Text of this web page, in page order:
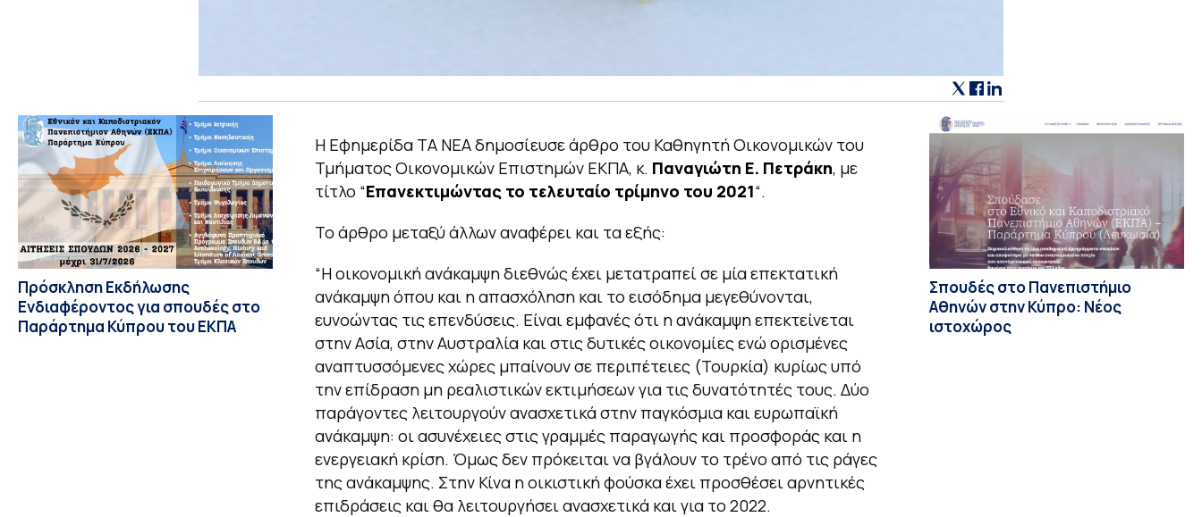
Πρόσκληση Εκδήλωσης
Ενδιαφέροντος για σπουδές στο
Παράρτημα Κύπρου του ΕΚΠΑ
Η Εφημερίδα ΤΑ ΝΕΑ δημοσίευσε άρθρο του Καθηγητή Οικονομικών του
Τμήματος Οικονομικών Επιστημών ΕΚΠΑ, κ. Παναγιώτη Ε. Πετράκη, με
τίτλο “Επανεκτιμώντας το τελευταίο τρίμηνο του 2021“.
Το άρθρο μεταξύ άλλων αναφέρει και τα εξής:
“Η οικονομική ανάκαμψη διεθνώς έχει μετατραπεί σε μία επεκτατική
ανάκαμψη όπου και η απασχόληση και το εισόδημα μεγεθύνονται,
ευνοώντας τις επενδύσεις. Είναι εμφανές ότι η ανάκαμψη επεκτείνεται
στην Ασία, στην Αυστραλία και στις δυτικές οικονομίες ενώ ορισμένες
αναπτυσσόμενες χώρες μπαίνουν σε περιπέτειες (Τουρκία) κυρίως υπό
την επίδραση μη ρεαλιστικών εκτιμήσεων για τις δυνατότητές τους. Δύο
παράγοντες λειτουργούν ανασχετικά στην παγκόσμια και ευρωπαϊκή
ανάκαμψη: οι ασυνέχειες στις γραμμές παραγωγής και προσφοράς και η
ενεργειακή κρίση. Όμως δεν πρόκειται να βγάλουν το τρένο από τις ράγες
της ανάκαμψης. Στην Κίνα η οικιστική φούσκα έχει προσθέσει αρνητικές
επιδράσεις και θα λειτουργήσει ανασχετικά και για το 2022.
Σπουδές στο Πανεπιστήμιο
Αθηνών στην Κύπρο: Νέος
ιστοχώρος